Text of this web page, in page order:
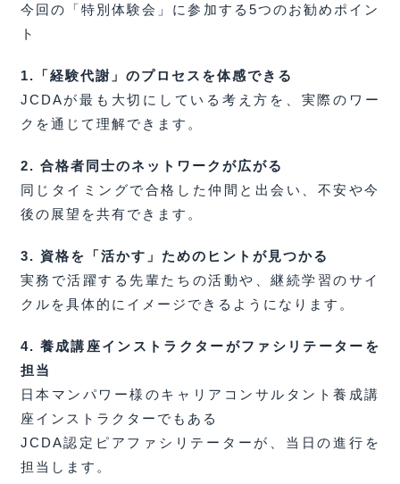
今回の「特別体験会」に参加する5つのお勧めポイン
ト
1.「経験代謝」のプロセスを体感できる
JCDAが最も大切にしている考え方を、実際のワー
クを通じて理解できます。
2. 合格者同士のネットワークが広がる
同じタイミングで合格した仲間と出会い、不安や今
後の展望を共有できます。
3. 資格を「活かす」ためのヒントが見つかる
実務で活躍する先輩たちの活動や、継続学習のサイ
クルを具体的にイメージできるようになります。
4. 養成講座インストラクターがファシリテーターを
担当
日本マンパワー様のキャリアコンサルタント養成講
座インストラクターでもある
JCDA認定ピアファシリテーターが、当日の進行を
担当します。